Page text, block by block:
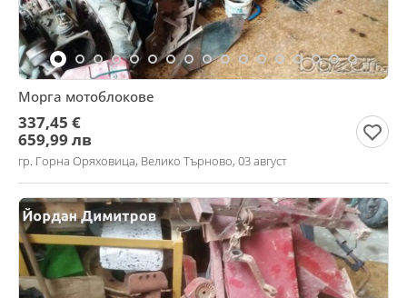
Морга мотоблокове
337,45 €
659,99 лв
гр. Горна Оряховица, Велико Търново, 03 август